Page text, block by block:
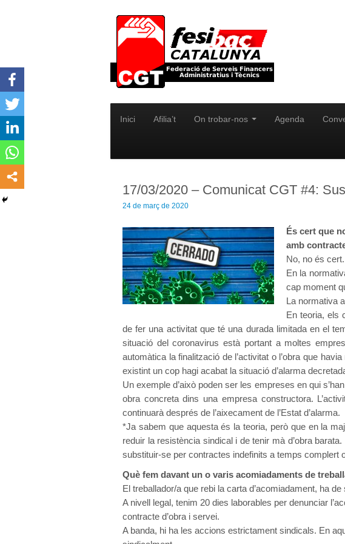
Inici Afilia’t On trobar-nos Agenda
17/03/2020 – Comunicat CGT #4:
24 de març de 2020
És cert que
amb
No, no és cert.
En la
cap moment
La normativa
En teoria, els
de fer una activitat que té una durada limitada en el
situació del coronavirus està portant a moltes
automàtica la finalització de l’activitat o l’obra que
existint un cop hagi acabat la situació d’alarma
Un exemple d’això poden ser les empreses en qui
obra concreta dins una empresa constructora.
continuarà després de l’aixecament de l’Estat d’alarma.
*Ja sabem que aquesta és la teoria, però que en la
reduir la resistència sindical i de tenir mà d’obra
substituir-se per contractes indefinits a temps complert
Què fem davant un o varis acomiadaments de
El treballador/a que rebi la carta d’acomiadament, ha de
A nivell legal, tenim 20 dies laborables per denunciar
contracte d’obra i servei.
A banda, hi ha les accions estrictament sindicals. En